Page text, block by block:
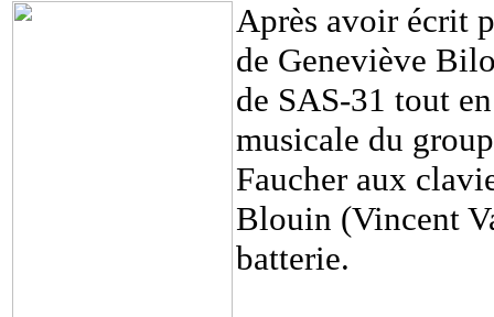
Après avoir écrit
de Geneviève
de SAS-31 tout
musicale du
Faucher aux
Blouin (Vincent
batterie.